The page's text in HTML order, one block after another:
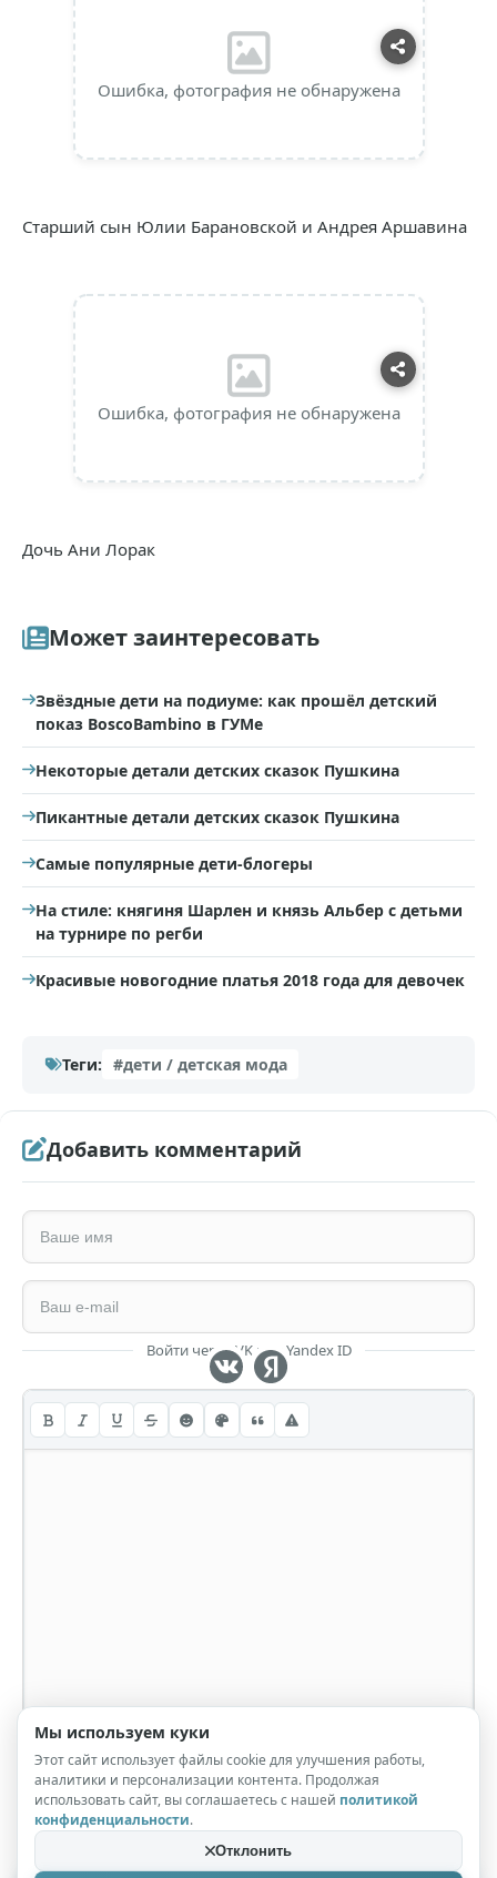
Ошибка, фотография не обнаружена
Старший сын Юлии Барановской и Андрея Аршавина
Ошибка, фотография не обнаружена
Дочь Ани Лорак
Может заинтересовать
Звёздные дети на подиуме: как прошёл детский
показ BoscoBambino в ГУМе
Некоторые детали детских сказок Пушкина
Пикантные детали детских сказок Пушкина
Самые популярные дети-блогеры
На стиле: княгиня Шарлен и князь Альбер с детьми
на турнире по регби
Красивые новогодние платья 2018 года для девочек
Теги: #дети / детская мода
Добавить комментарий
Войти через VK или Yandex ID
Мы используем куки
Этот сайт использует файлы cookie для улучшения работы,
аналитики и персонализации контента. Продолжая
использовать сайт, вы соглашаетесь с нашей политикой
конфиденциальности.
Отклонить